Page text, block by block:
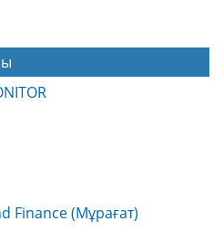
Finance (Мұрағат)